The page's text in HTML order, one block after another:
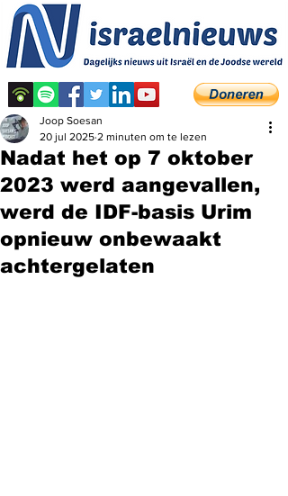
Nadat het op 7 oktober
2023 werd aangevallen,
werd de IDF-basis Urim
opnieuw onbewaakt
achtergelaten
Joop Soesan
20 jul 2025 2 minuten om te lezen